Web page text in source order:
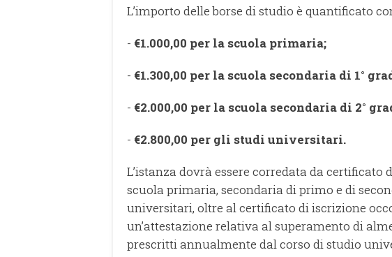
L’importo delle borse di studio è quantificato
- €1.000,00 per la scuola primaria;
- €1.300,00 per la scuola secondaria di 1°
- €2.000,00 per la scuola secondaria di 2°
- €2.800,00 per gli studi universitari.
L’istanza dovrà essere corredata da certificato
scuola primaria, secondaria di primo e di
universitari, oltre al certificato di iscrizione
un’attestazione relativa al superamento di
prescritti annualmente dal corso di studio